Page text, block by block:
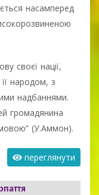
насамперед
своєї нації,
народом, з
надбаннями.
громадянина
(У.Аммон).
переглянути